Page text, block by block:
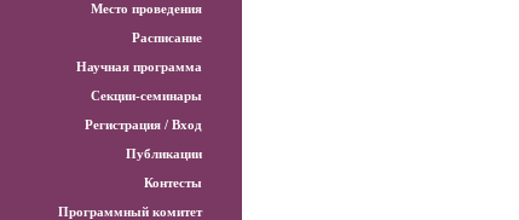
Место проведения
Расписание
Научная программа
Секции-семинары
Регистрация / Вход
Публикации
Контесты
Программный комитет